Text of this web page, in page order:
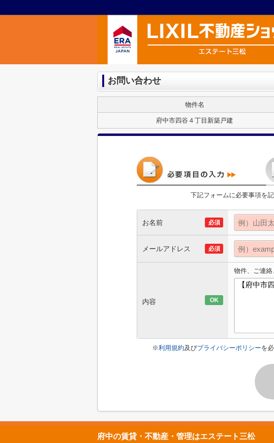
お問い合わせ
物件名
府中市四谷４丁目新築戸建
下記フォームに必要事項を
お名前 必須
メールアドレス 必須
内容 OK
物件、ご連
※利用規約及びプライバシーポリシーを
府中の賃貸・不動産・管理はエステート三松